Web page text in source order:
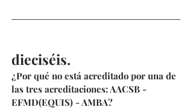
dieciséis.
¿Por qué no está acreditado por una de
las tres acreditaciones: AACSB -
EFMD(EQUIS) - AMBA?